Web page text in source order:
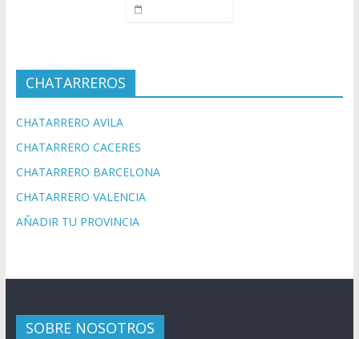
CHATARREROS
CHATARRERO AVILA
CHATARRERO CACERES
CHATARRERO BARCELONA
CHATARRERO VALENCIA
AÑADIR TU PROVINCIA
SOBRE NOSOTROS